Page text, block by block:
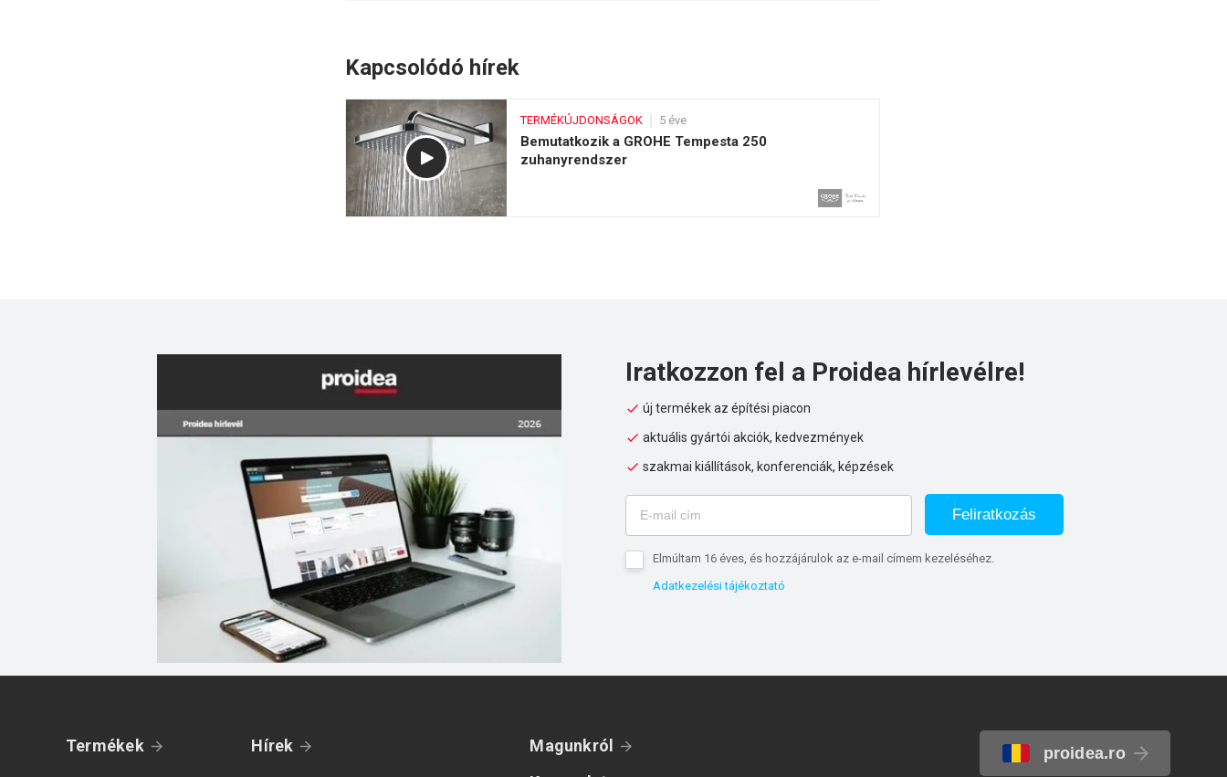
Kapcsolódó hírek
TERMÉKÚJDONSÁGOK 5 éve
Bemutatkozik a GROHE Tempesta 250
zuhanyrendszer
Iratkozzon fel a Proidea hírlevélre!
új termékek az építési piacon
aktuális gyártói akciók, kedvezmények
szakmai kiállítások, konferenciák, képzések
Feliratkozás
Elmúltam 16 éves, és hozzájárulok az e-mail címem kezeléséhez.
Adatkezelési tájékoztató
Termékek Hírek
Magunkról
proidea.ro